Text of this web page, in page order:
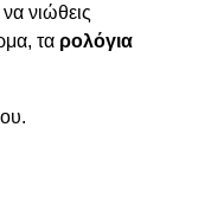
νιώθεις
τα ρολόγια